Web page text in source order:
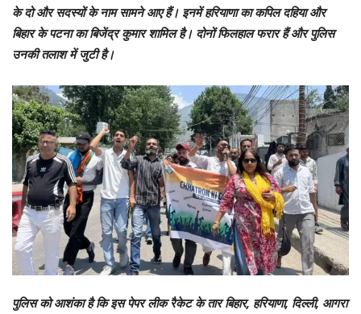
के दो और सदस्यों के नाम सामने आए हैं। इनमें हरियाणा का कपिल दहिया और
बिहार के पटना का बिजेंद्र कुमार शामिल है। दोनों फिलहाल फरार हैं और पुलिस
उनकी तलाश में जुटी है।
पुलिस को आशंका है कि इस पेपर लीक रैकेट के तार बिहार, हरियाणा, दिल्ली, आगरा